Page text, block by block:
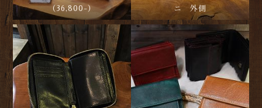
（36,800-）
ニ 外側